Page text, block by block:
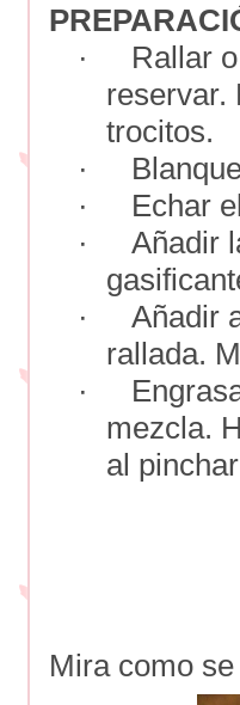
·
Rallar
reservar.
trocitos.
·
·
Echar
·
Añadir
·
Añadir
rallada.
·
mezcla.
al
Mira como